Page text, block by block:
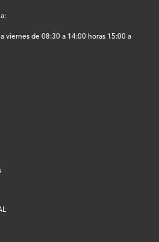
viernes de 08:30 a 14:00 horas 15:00 a